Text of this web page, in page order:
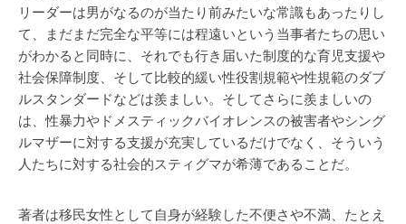
リーダーは男がなるのが当たり前みたいな常識もあったりし
て、まだまだ完全な平等には程遠いという当事者たちの思い
がわかると同時に、それでも行き届いた制度的な育児支援や
社会保障制度、そして比較的緩い性役割規範や性規範のダブ
ルスタンダードなどは羨ましい。そしてさらに羨ましいの
は、性暴力やドメスティックバイオレンスの被害者やシング
ルマザーに対する支援が充実しているだけでなく、そういう
人たちに対する社会的スティグマが希薄であることだ。
著者は移民女性として自身が経験した不便さや不満、たとえ